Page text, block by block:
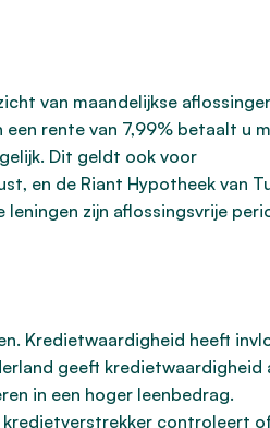
van maandelijkse
rente van 7,99% betaalt u
Dit geldt ook voor
en de Riant Hypotheek van
zijn aflossingsvrije
Kredietwaardigheid heeft
geeft kredietwaardigheid
in een hoger leenbedrag.
kredietverstrekker controleert